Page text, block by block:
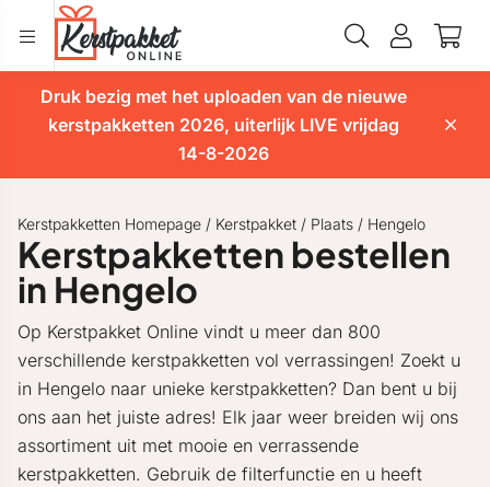
Druk bezig met het uploaden van de nieuwe
kerstpakketten 2026, uiterlijk LIVE vrijdag
14-8-2026
Kerstpakketten Homepage / Kerstpakket / Plaats / Hengelo
Kerstpakketten bestellen
in Hengelo
Op Kerstpakket Online vindt u meer dan 800
verschillende kerstpakketten vol verrassingen! Zoekt u
in Hengelo naar unieke kerstpakketten? Dan bent u bij
ons aan het juiste adres! Elk jaar weer breiden wij ons
assortiment uit met mooie en verrassende
kerstpakketten. Gebruik de filterfunctie en u heeft